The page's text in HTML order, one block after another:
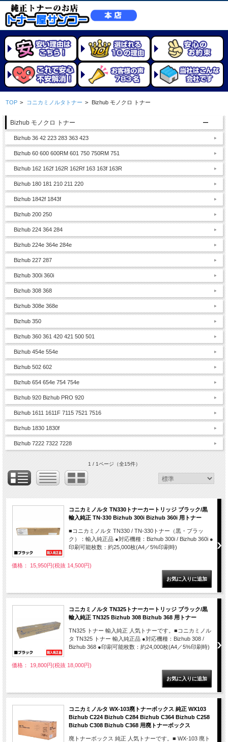
TOP > コニカミノルタトナー > Bizhub モノクロ トナー
Bizhub モノクロ トナー
Bizhub 36 42 223 283 363 423
Bizhub 60 600 600RM 601 750 750RM 751
Bizhub 162 162f 162R 162Rf 163 163f 163R
Bizhub 180 181 210 211 220
Bizhub 1842f 1843f
Bizhub 200 250
Bizhub 224 364 284
Bizhub 224e 364e 284e
Bizhub 227 287
Bizhub 300i 360i
Bizhub 308 368
Bizhub 308e 368e
Bizhub 350
Bizhub 360 361 420 421 500 501
Bizhub 454e 554e
Bizhub 502 602
Bizhub 654 654e 754 754e
Bizhub 920 Bizhub PRO 920
Bizhub 1611 1611F 7115 7521 7516
Bizhub 1830 1830f
Bizhub 7222 7322 7228
1 / 1ページ（全15件）
コニカミノルタ TN330トナーカートリッジ ブラック/黒
輸入純正 TN-330 Bizhub 300i Bizhub 360i 用トナー
■コニカミノルタ TN330 / TN-330トナー（黒・ブラッ
ク）：輸入純正品 ●対応機種：Bizhub 300i / Bizhub 360i ●
印刷可能枚数：約25,000枚(A4／5%印刷時)
価格： 15,950円(税抜 14,500円)
コニカミノルタ TN325トナーカートリッジ ブラック/黒
輸入純正 TN325 Bizhub 308 Bizhub 368 用トナー
TN325 トナー 輸入純正 人気トナーです。■コニカミノル
タ TN325 トナー 輸入純正品 ●対応機種：Bizhub 308 /
Bizhub 368 ●印刷可能枚数：約24,000枚(A4／5%印刷時)
価格： 19,800円(税抜 18,000円)
コニカミノルタ WX-103廃トナーボックス 純正 WX103
Bizhub C224 Bizhub C284 Bizhub C364 Bizhub C258
Bizhub C308 Bizhub C368 用廃トナーボックス
廃トナーボックス 純正 人気トナーです。■ WX-103 廃ト